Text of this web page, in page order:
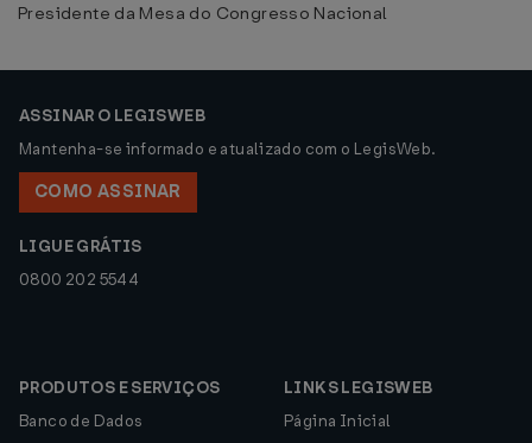
Presidente da Mesa do Congresso Nacional
ASSINAR O LEGISWEB
Mantenha-se informado e atualizado com o LegisWeb.
COMO ASSINAR
LIGUE GRÁTIS
0800 202 5544
PRODUTOS E SERVIÇOS
Banco de Dados
LINKS LEGISWEB
Página Inicial